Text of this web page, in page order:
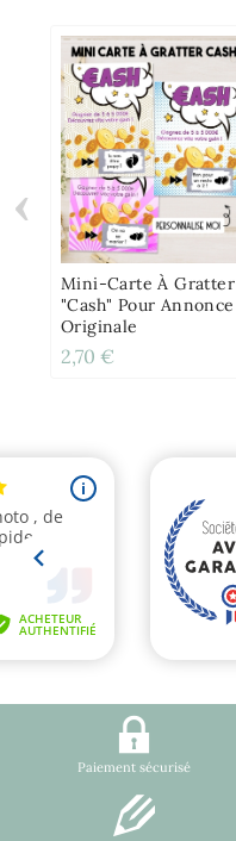
Mini-Carte À Gratter
"Cash" Pour Annonce
Originale
2,70 €
‹
Paiement sécurisé